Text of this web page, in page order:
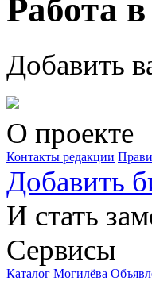
Работа
Добавить
О проекте
Контакты редакции
Добавить
И стать
Сервисы
Каталог Могилёва